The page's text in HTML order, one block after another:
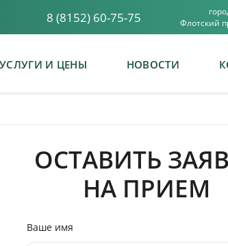
8 (8152) 60-75-75
Флотский
УСЛУГИ И ЦЕНЫ НОВОСТИ
ОСТАВИТЬ
НА ПРИЕМ
Ваше имя